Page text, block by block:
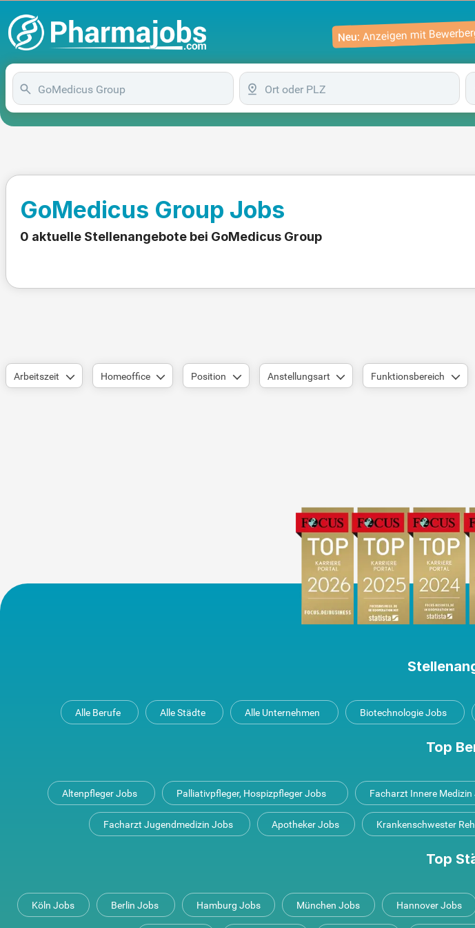
Neu: Anzeigen mit
GoMedicus Group Jobs
0 aktuelle Stellenangebote bei GoMedicus Group
Arbeitszeit Homeoffice Position Anstellungsart Funktionsbereich
Alle Berufe Alle Städte Alle Unternehmen Biotechnologie Jobs
Top
Altenpfleger Jobs Palliativpfleger, Hospizpfleger Jobs Facharzt Innere Medizin
Facharzt Jugendmedizin Jobs Apotheker Jobs Krankenschwester
Top
Köln Jobs Berlin Jobs Hamburg Jobs München Jobs Hannover Jobs